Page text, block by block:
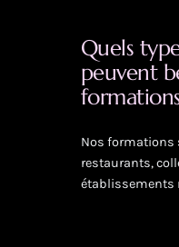
Quels
peuvent
Nos formations
restaurants,
établissements